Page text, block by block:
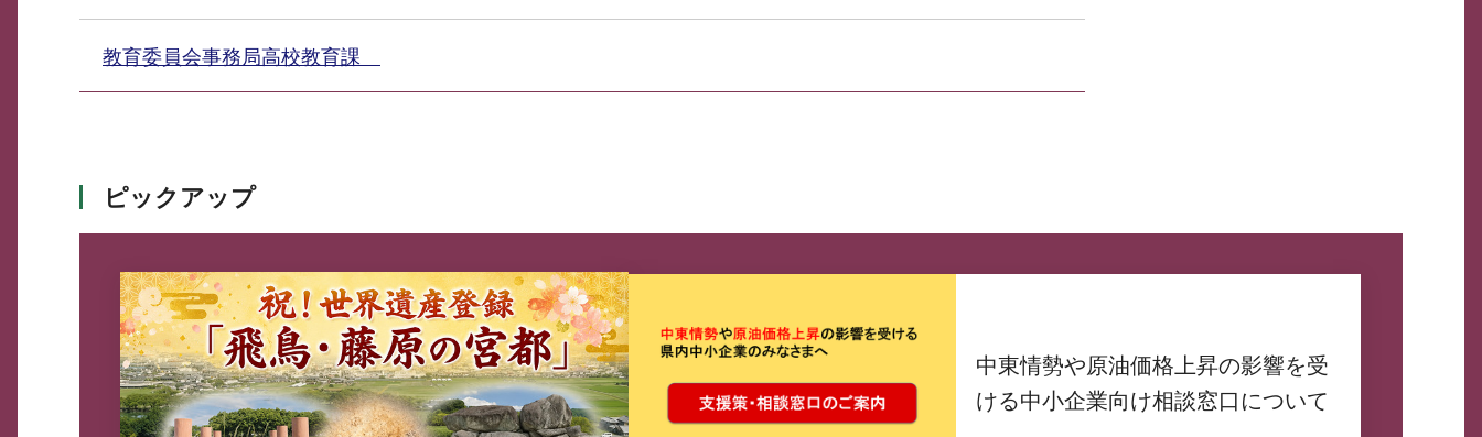
教育委員会事務局高校教育課
ピックアップ
中東情勢や原油価格上昇の影響を受
ける中小企業向け相談窓口について